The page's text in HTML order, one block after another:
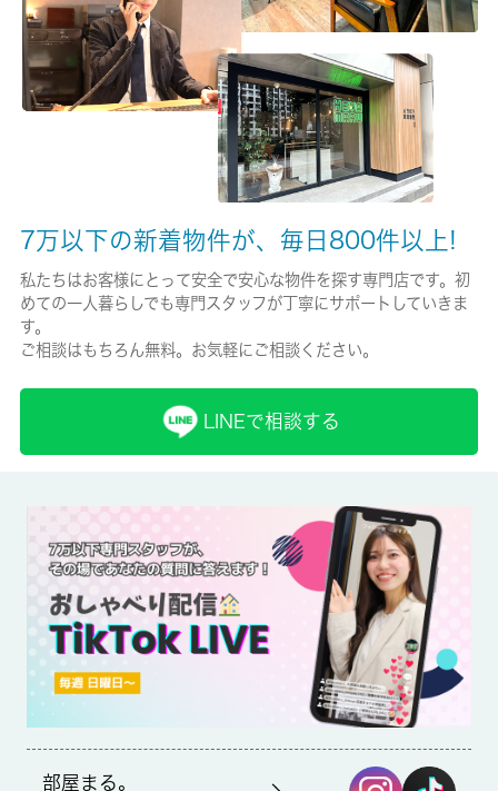
総戸数
現状/入居可能日
保険加入/料金
有/20000円
保険名/保険期間
-/-
賃貸区分/契約期間
一般/2年
取引形態
7万以下の新着物件が、毎日800件以上!
私たちはお客様にとって安全で安心な物件を探す専門店です。初
めての一人暮らしでも専門スタッフが丁寧にサポートしていきま
す。
ご相談はもちろん無料。お気軽にご相談ください。
LINEで相談する
部屋まる。